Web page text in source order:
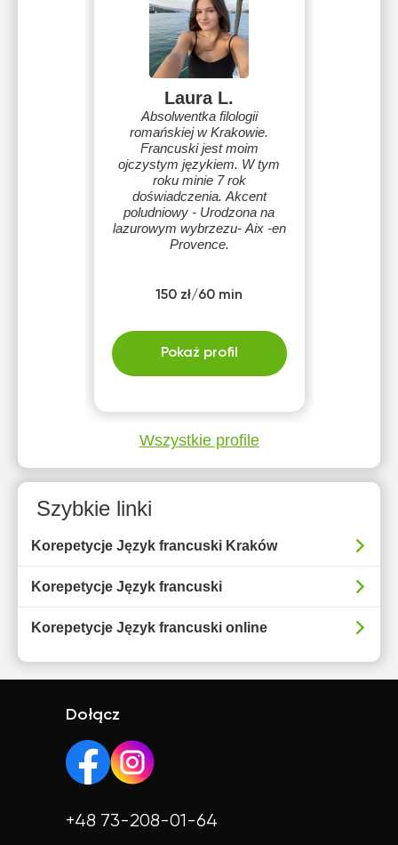
Laura L.
Absolwentka filologii
romańskiej w Krakowie.
Francuski jest moim
ojczystym językiem. W tym
roku minie 7 rok
doświadczenia. Akcent
poludniowy - Urodzona na
lazurowym wybrzezu- Aix -en
Provence.
150 zł/60 min
Pokaż profil
Wszystkie profile
Szybkie linki
Korepetycje Język francuski Kraków
Korepetycje Język francuski
Korepetycje Język francuski online
Dołącz
+48 73-208-01-64